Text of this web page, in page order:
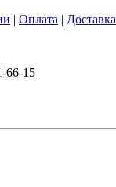
| Оплата | Доставка
66-15